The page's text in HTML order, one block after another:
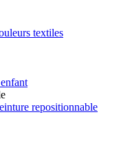
textiles
repositionnable